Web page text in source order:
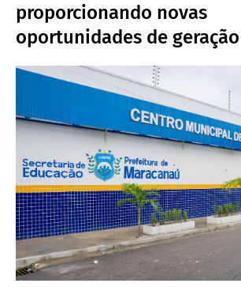
proporcionando novas
oportunidades de